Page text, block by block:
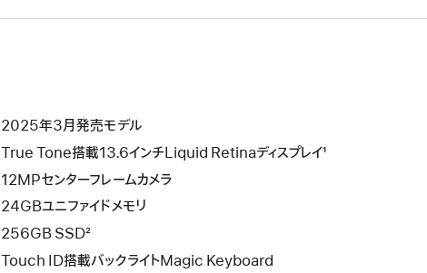
2025年3月発売モデル
True Tone搭載13.6インチLiquid Retinaディスプレイ¹
12MPセンターフレームカメラ
24GBユニファイドメモリ
256GB SSD²
Touch ID搭載バックライトMagic Keyboard